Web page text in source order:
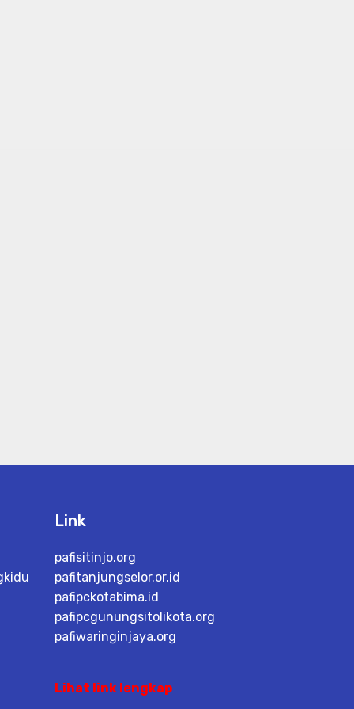
Link
pafisitinjo.org
pafitanjungselor.or.id
pafipckotabima.id
pafipcgunungsitolikota.org
pafiwaringinjaya.org
Lihat link lengkap